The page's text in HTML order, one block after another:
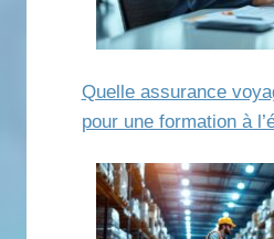
Quelle assurance
pour une formation à